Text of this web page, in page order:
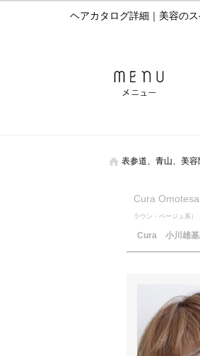
ヘアカタログ詳細｜美容の
表参道、青山、美容
Cura
ラウン・ベージュ系）
Cura 小川雄基